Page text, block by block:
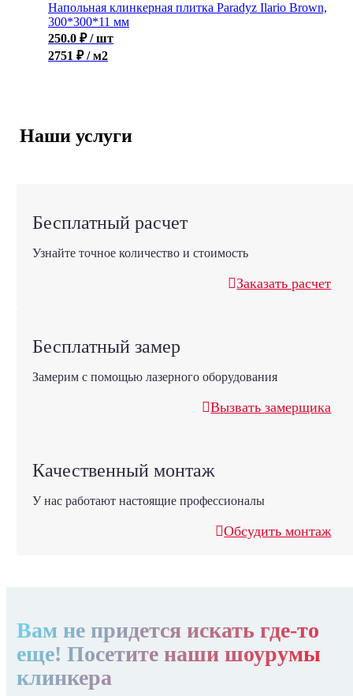
Напольная клинкерная плитка Paradyz Ilario Brown,
300*300*11 мм
250.0 ₽ / шт
2751 ₽ / м2
Наши услуги
Бесплатный расчет
Узнайте точное количество и стоимость
Заказать расчет
Бесплатный замер
Замерим с помощью лазерного оборудования
Вызвать замерщика
Качественный монтаж
У нас работают настоящие профессионалы
Обсудить монтаж
Вам не придется искать где-то
еще! Посетите наши шоурумы
клинкера